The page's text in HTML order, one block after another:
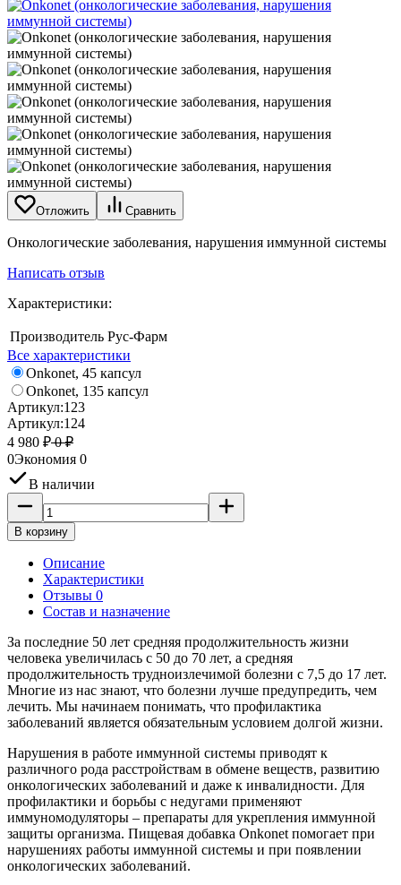
Отложить Сравнить
Онкологические заболевания, нарушения иммунной системы
Написать отзыв
Характеристики:
Производитель Рус-Фарм
Все характеристики
Onkonet, 45 капсул
Onkonet, 135 капсул
Артикул:123
Артикул:124
4 980 ₽0₽
0Экономия 0
В наличии
В корзину
Описание
Характеристики
Отзывы 0
Состав и назначение
За последние 50 лет средняя продолжительность жизни
человека увеличилась с 50 до 70 лет, а средняя
продолжительность трудноизлечимой болезни с 7,5 до 17 лет.
Многие из нас знают, что болезни лучше предупредить, чем
лечить. Мы начинаем понимать, что профилактика
заболеваний является обязательным условием долгой жизни.
Нарушения в работе иммунной системы приводят к
различного рода расстройствам в обмене веществ, развитию
онкологических заболеваний и даже к инвалидности. Для
профилактики и борьбы с недугами применяют
иммуномодуляторы – препараты для укрепления иммунной
защиты организма. Пищевая добавка Onkonet помогает при
нарушениях работы иммунной системы и при появлении
онкологических заболеваний.